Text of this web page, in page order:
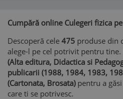
Cumpără online Culegeri fizica
Descoperă cele 475 produse din
alege-l pe cel potrivit pentru
(Alta editura, Didactica si
publicarii (1988, 1984, 1983,
(Cartonata, Brosata)pentru a
care ti se potrivesc.